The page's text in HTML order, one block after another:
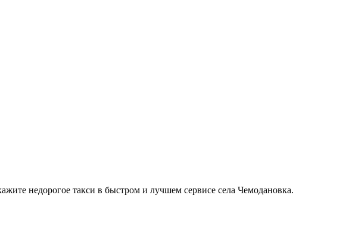
недорогое такси в быстром и лучшем сервисе села Чемодановка.